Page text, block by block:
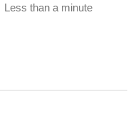
Less than a minute